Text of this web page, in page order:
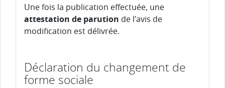
Une fois la publication effectuée, une
attestation de parution de l'avis de
modification est délivrée.
Déclaration du changement de
forme sociale